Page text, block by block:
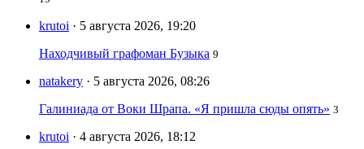
krutoi · 5 августа 2026, 19:20
Находчивый графоман Бузыка 9
natakery · 5 августа 2026, 08:26
Галиниада от Воки Шрапа. «Я пришла сюды опять» 3
krutoi · 4 августа 2026, 18:12